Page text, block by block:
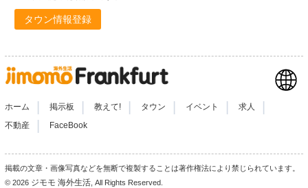
タウン情報登録
ホーム 掲示板 教えて! タウン イベント 求人
不動産 FaceBook
掲載の文章・画像写真などを無断で複製することは著作権法により禁じられています。
© 2026 ジモモ 海外生活 , All Rights Reserved.